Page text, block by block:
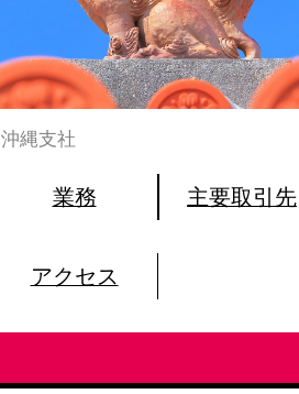
沖縄支社
業務 主要取引先
アクセス